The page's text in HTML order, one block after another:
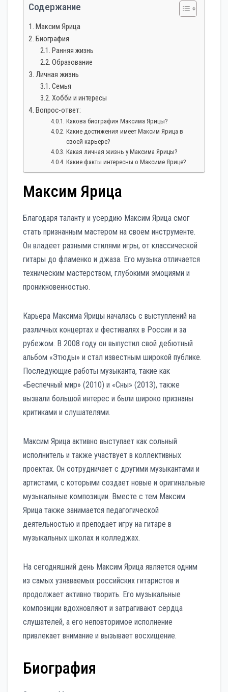
Содержание
Максим Ярица
Биография
Ранняя жизнь
Образование
Личная жизнь
Семья
Хобби и интересы
Вопрос-ответ:
Какова биография Максима Ярицы?
Какие достижения имеет Максим Ярица в
своей карьере?
Какая личная жизнь у Максима Ярицы?
Какие факты интересны о Максиме Ярице?
Максим Ярица
Благодаря таланту и усердию Максим Ярица смог
стать признанным мастером на своем инструменте.
Он владеет разными стилями игры, от классической
гитары до фламенко и джаза. Его музыка отличается
техническим мастерством, глубокими эмоциями и
проникновенностью.
Карьера Максима Ярицы началась с выступлений на
различных концертах и фестивалях в России и за
рубежом. В 2008 году он выпустил свой дебютный
альбом «Этюды» и стал известным широкой публике.
Последующие работы музыканта, такие как
«Беспечный мир» (2010) и «Сны» (2013), также
вызвали большой интерес и были широко признаны
критиками и слушателями.
Максим Ярица активно выступает как сольный
исполнитель и также участвует в коллективных
проектах. Он сотрудничает с другими музыкантами и
артистами, с которыми создает новые и оригинальные
музыкальные композиции. Вместе с тем Максим
Ярица также занимается педагогической
деятельностью и преподает игру на гитаре в
музыкальных школах и колледжах.
На сегодняшний день Максим Ярица является одним
из самых узнаваемых российских гитаристов и
продолжает активно творить. Его музыкальные
композиции вдохновляют и затрагивают сердца
слушателей, а его неповторимое исполнение
привлекает внимание и вызывает восхищение.
Биография